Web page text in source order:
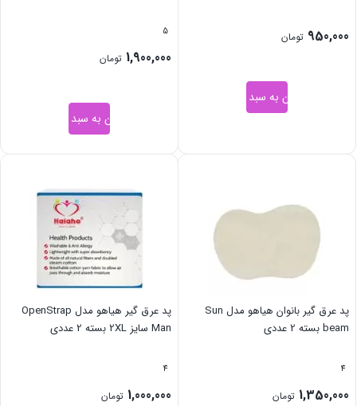
950,000 تومان
افزودن به سبد خرید
5
1,900,000 تومان
افزودن به سبد خرید
پد عرق گیر بانوان هیاهو مدل Sun
beam بسته 2 عددی
4
1,350,000 تومان
پد عرق گیر هیاهو مدل OpenStrap
Man سایز 2XL بسته 2 عددی
4
1,000,000 تومان